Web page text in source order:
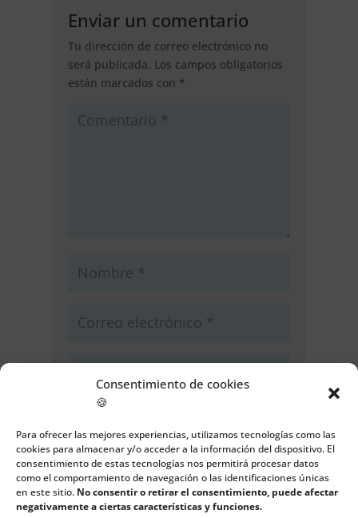
Consentimiento de cookies
🍪
Para ofrecer las mejores experiencias, utilizamos tecnologías como las
cookies para almacenar y/o acceder a la información del dispositivo. El
consentimiento de estas tecnologías nos permitirá procesar datos
como el comportamiento de navegación o las identificaciones únicas
en este sitio. No consentir o retirar el consentimiento, puede afectar
negativamente a ciertas características y funciones.
Enviar un comentario
Tu dirección de correo electrónico no
será publicada. Los campos obligatorios
están marcados con *
Guarda mi nombre, correo
electrónico y web en este navegador
para la próxima vez que comente.
Enviar comentario